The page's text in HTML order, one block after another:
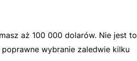
aż 100 000 dolarów. Nie jest to
wybranie zaledwie kilku